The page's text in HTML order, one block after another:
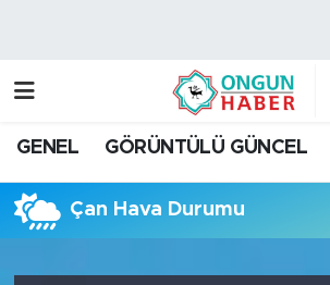
GENEL GÖRÜNTÜLÜ GÜNCEL
Çan Hava Durumu
Trafik Durumu
Tüm Manşetler
Son Dakika Haberleri